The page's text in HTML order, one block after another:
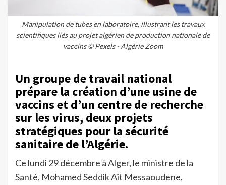
Manipulation de tubes en laboratoire, illustrant les travaux
scientifiques liés au projet algérien de production nationale de
vaccins © Pexels - Algérie Zoom
Un groupe de travail national
prépare la création d’une usine de
vaccins et d’un centre de recherche
sur les virus, deux projets
stratégiques pour la sécurité
sanitaire de l’Algérie.
Ce lundi 29 décembre à Alger, le ministre de la
Santé, Mohamed Seddik Aït Messaoudene,